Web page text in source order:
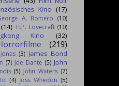
Kino (17)
A. Romero (10)
(14) H.P. Lovecraft (10)
Kino
(32)
(219)
(3) James Bond
(7) Joe Dante (5) John
(5) John Waters (7)
(4) Joss Whedon (5)